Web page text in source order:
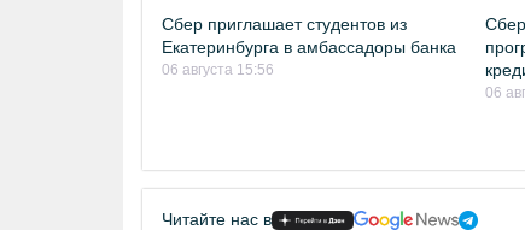
Сбер приглашает студентов из
Екатеринбурга в амбассадоры банка
06 августа 15:56
06
Читайте нас в